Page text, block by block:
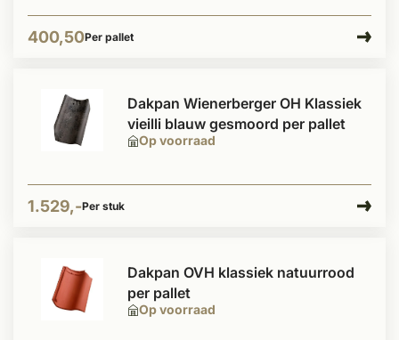
400,50Per pallet
Op voorraad
Dakpan Wienerberger OH Klassiek
vieilli blauw gesmoord per pallet
1.529,-Per stuk
Op voorraad
Dakpan OVH klassiek natuurrood
per pallet